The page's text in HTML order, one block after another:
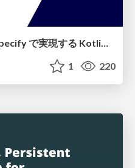
1 220